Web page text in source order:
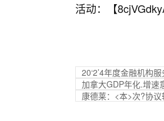
活动：【
20‘2’4年度金融机构
加拿大GDP年化.增速
康德莱：<本>次?协